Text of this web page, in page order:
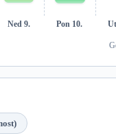
Ned 9. Pon 10.